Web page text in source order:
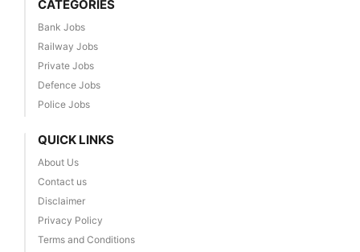
CATEGORIES
Bank Jobs
Railway Jobs
Private Jobs
Defence Jobs
Police Jobs
QUICK LINKS
About Us
Contact us
Disclaimer
Privacy Policy
Terms and Conditions